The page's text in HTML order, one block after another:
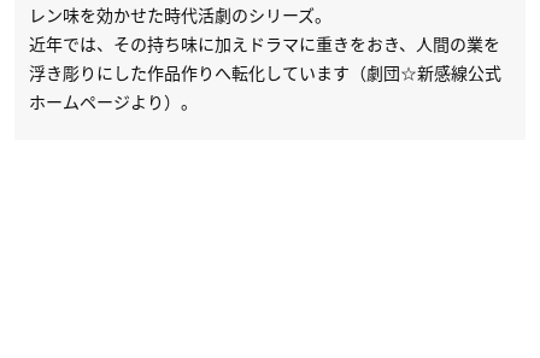
レン味を効かせた時代活劇のシリーズ。
近年では、その持ち味に加えドラマに重きをおき、人間の業を
浮き彫りにした作品作りへ転化しています（劇団☆新感線公式
ホームページより）。